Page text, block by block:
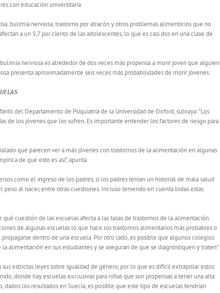
con educación universitaria.
bulimia nerviosa, trastorno por atracón y otros problemas alimenticios que no
a un 5,7 por ciento de las adolescentes, lo que es casi dos en una clase de
nerviosa es alrededor de dos veces más propensa a morir joven que alguien
presenta aproximadamente seis veces más probabilidades de morir jóvenes.
del Departamento de Psiquiatría de la Universidad de Oxford, subraya: “Los
de los jóvenes que los sufren. Es importante entender los factores de riesgo para
que parecen ver a más jóvenes con trastornos de la alimentación en algunas
de que esto es así”, apunta.
como el ingreso de los padres, si los padres tenían un historial de mala salud
al nacer, entre otras cuestiones. Incluso teniendo en cuenta todas estas
cuestión de las escuelas afecta a las tasas de trastornos de la alimentación.
de algunas escuelas lo que hace los trastornos alimentarios más probables o
dentro de una escuela. Por otro lado, es posible que algunos colegios
alimentación en sus estudiantes y se aseguran de que se diagnostiquen y traten”.
estrictas leyes sobre igualdad de género, por lo que es difícil extrapolar estos
donde hay escuelas exclusivas para niñas que son propensas a tener una alta
dados los resultados en Suecia, es posible que este tipo de escuelas tendrían